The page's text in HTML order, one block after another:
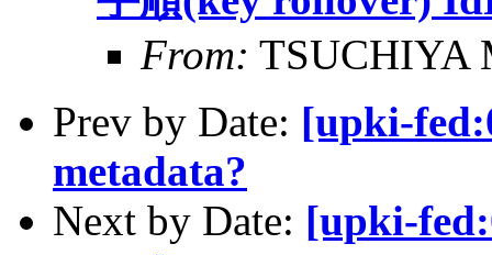
From: TSUCHIYA
Prev by Date: [upki-
metadata?
Next by Date: [upki-